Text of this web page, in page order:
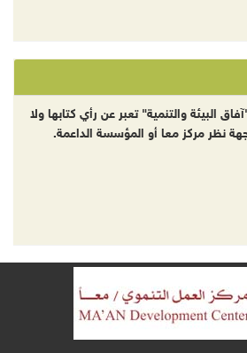
البيئة والتنمية" تعبر عن رأي كتابها ولا
نظر مركز معا أو المؤسسة الداعمة.